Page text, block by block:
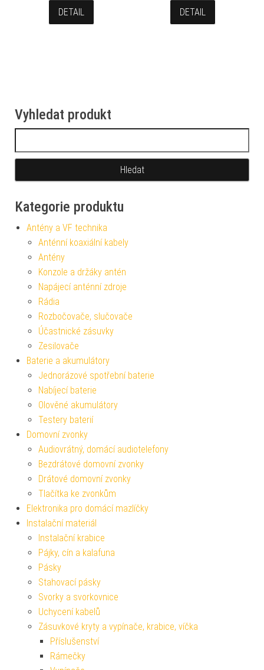
DETAIL DETAIL
Vyhledat produkt
Kategorie produktu
Antény a VF technika
Anténní koaxiální kabely
Antény
Konzole a držáky antén
Napájecí anténní zdroje
Rádia
Rozbočovače, slučovače
Účastnické zásuvky
Zesilovače
Baterie a akumulátory
Jednorázové spotřební baterie
Nabíjecí baterie
Olověné akumulátory
Testery baterií
Domovní zvonky
Audiovrátný, domácí audiotelefony
Bezdrátové domovní zvonky
Drátové domovní zvonky
Tlačítka ke zvonkům
Elektronika pro domácí mazlíčky
Instalační materiál
Instalační krabice
Pájky, cín a kalafuna
Pásky
Stahovací pásky
Svorky a svorkovnice
Uchycení kabelů
Zásuvkové kryty a vypínače, krabice, víčka
Příslušenství
Rámečky